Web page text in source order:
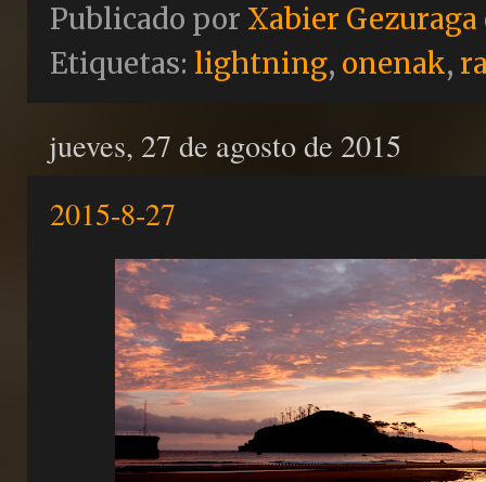
Publicado por Xabier Gezuraga
Etiquetas: lightning, onenak,
jueves, 27 de agosto de 2015
2015-8-27